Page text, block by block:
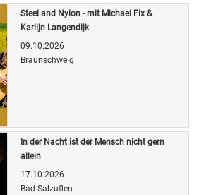
Steel and Nylon - mit Michael Fix &
Karlijn Langendijk
09.10.2026
Braunschweig
In der Nacht ist der Mensch nicht gern
allein
17.10.2026
Bad Salzuflen